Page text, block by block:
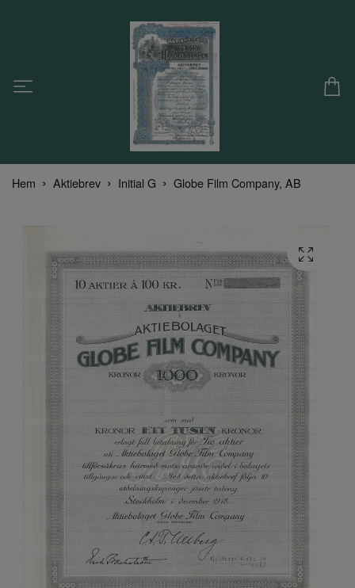
Hem Aktiebrev Initial G Globe Film Company, AB